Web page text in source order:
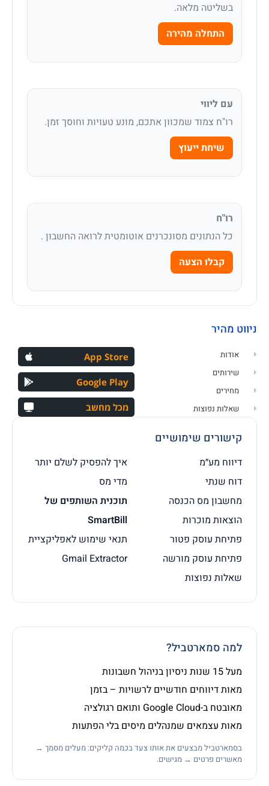
בשליטה מלאה.
התחלה מהירה
עם ליווי
רו"ח צמוד שמכוון אתכם, מונע טעויות וחוסך זמן.
שיחת ייעוץ
רו"ח
כל הנתונים מסונכרנים אוטומטית לרואה החשבון .
קבלו הצעה
ניווט מהיר
אודות
שירותים
מחירים
שאלות נפוצות
App Store
Google Play
מכל מחשב
קישורים שימושיים
דיווח מע״מ
דוח שנתי
מחשבון מס הכנסה
הוצאות מוכרות
פתיחת עוסק פטור
פתיחת עוסק מורשה
שאלות נפוצות
איך להפסיק לשלם יותר
מדי מס
תוכנית השותפים של
SmartBill
תנאי שימוש לאפליקציית
Gmail Extractor
למה סמארטביל?
מעל 15 שנות ניסיון בניהול חשבונות
מאות דיווחים חודשיים לרשויות – בזמן
מאובטח ב-Google Cloud ותואם רגולציה
מאות עצמאים שמנהלים מיסים בלי הפתעות
בסמארטביל מבצעים את אותו צעד בכמה קליקים: מעלים מסמך →
מאשרים פרטים → מגישים.